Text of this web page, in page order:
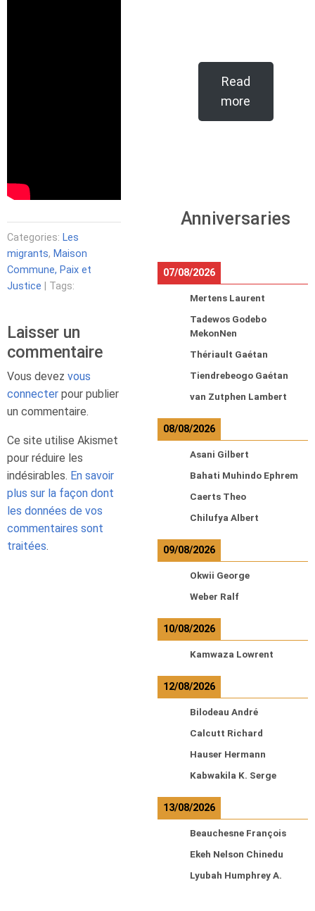
Categories: Les
migrants, Maison
Commune, Paix et
Justice | Tags:
Laisser un
commentaire
Vous devez vous
connecter pour publier
un commentaire.
Ce site utilise Akismet
pour réduire les
indésirables. En savoir
plus sur la façon dont
les données de vos
commentaires sont
traitées.
Read
more
Anniversaries
07/08/2026
Mertens Laurent
Tadewos Godebo
MekonNen
Thériault Gaétan
Tiendrebeogo Gaétan
van Zutphen Lambert
08/08/2026
Asani Gilbert
Bahati Muhindo Ephrem
Caerts Theo
Chilufya Albert
09/08/2026
Okwii George
Weber Ralf
10/08/2026
Kamwaza Lowrent
12/08/2026
Bilodeau André
Calcutt Richard
Hauser Hermann
Kabwakila K. Serge
13/08/2026
Beauchesne François
Ekeh Nelson Chinedu
Lyubah Humphrey A.